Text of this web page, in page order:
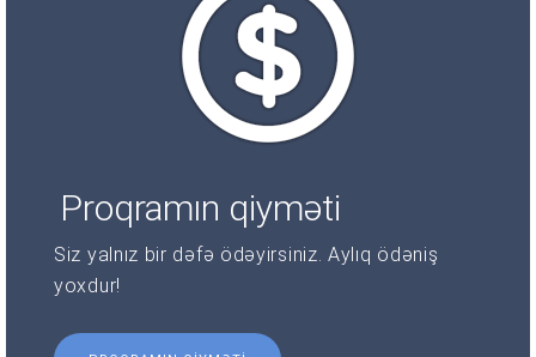
Proqramın qiyməti
Siz yalnız bir dəfə ödəyirsiniz. Aylıq ödəniş
yoxdur!